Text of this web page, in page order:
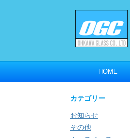
HOME
カテゴリー
お知らせ
その他